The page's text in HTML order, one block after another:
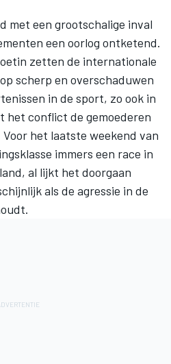
met een grootschalige inval
een oorlog ontketend.
zetten de internationale
scherp en overschaduwen
in de sport, zo ook in
het conflict de gemoederen
het laatste weekend van
immers een race in
al lijkt het doorgaan
als de agressie in de